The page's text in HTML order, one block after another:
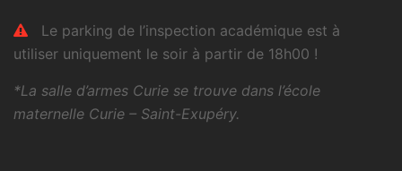
Le parking de l’inspection académique est à
utiliser uniquement le soir à partir de 18h00 !
*La salle d’armes Curie se trouve dans l’école
maternelle Curie – Saint-Exupéry.